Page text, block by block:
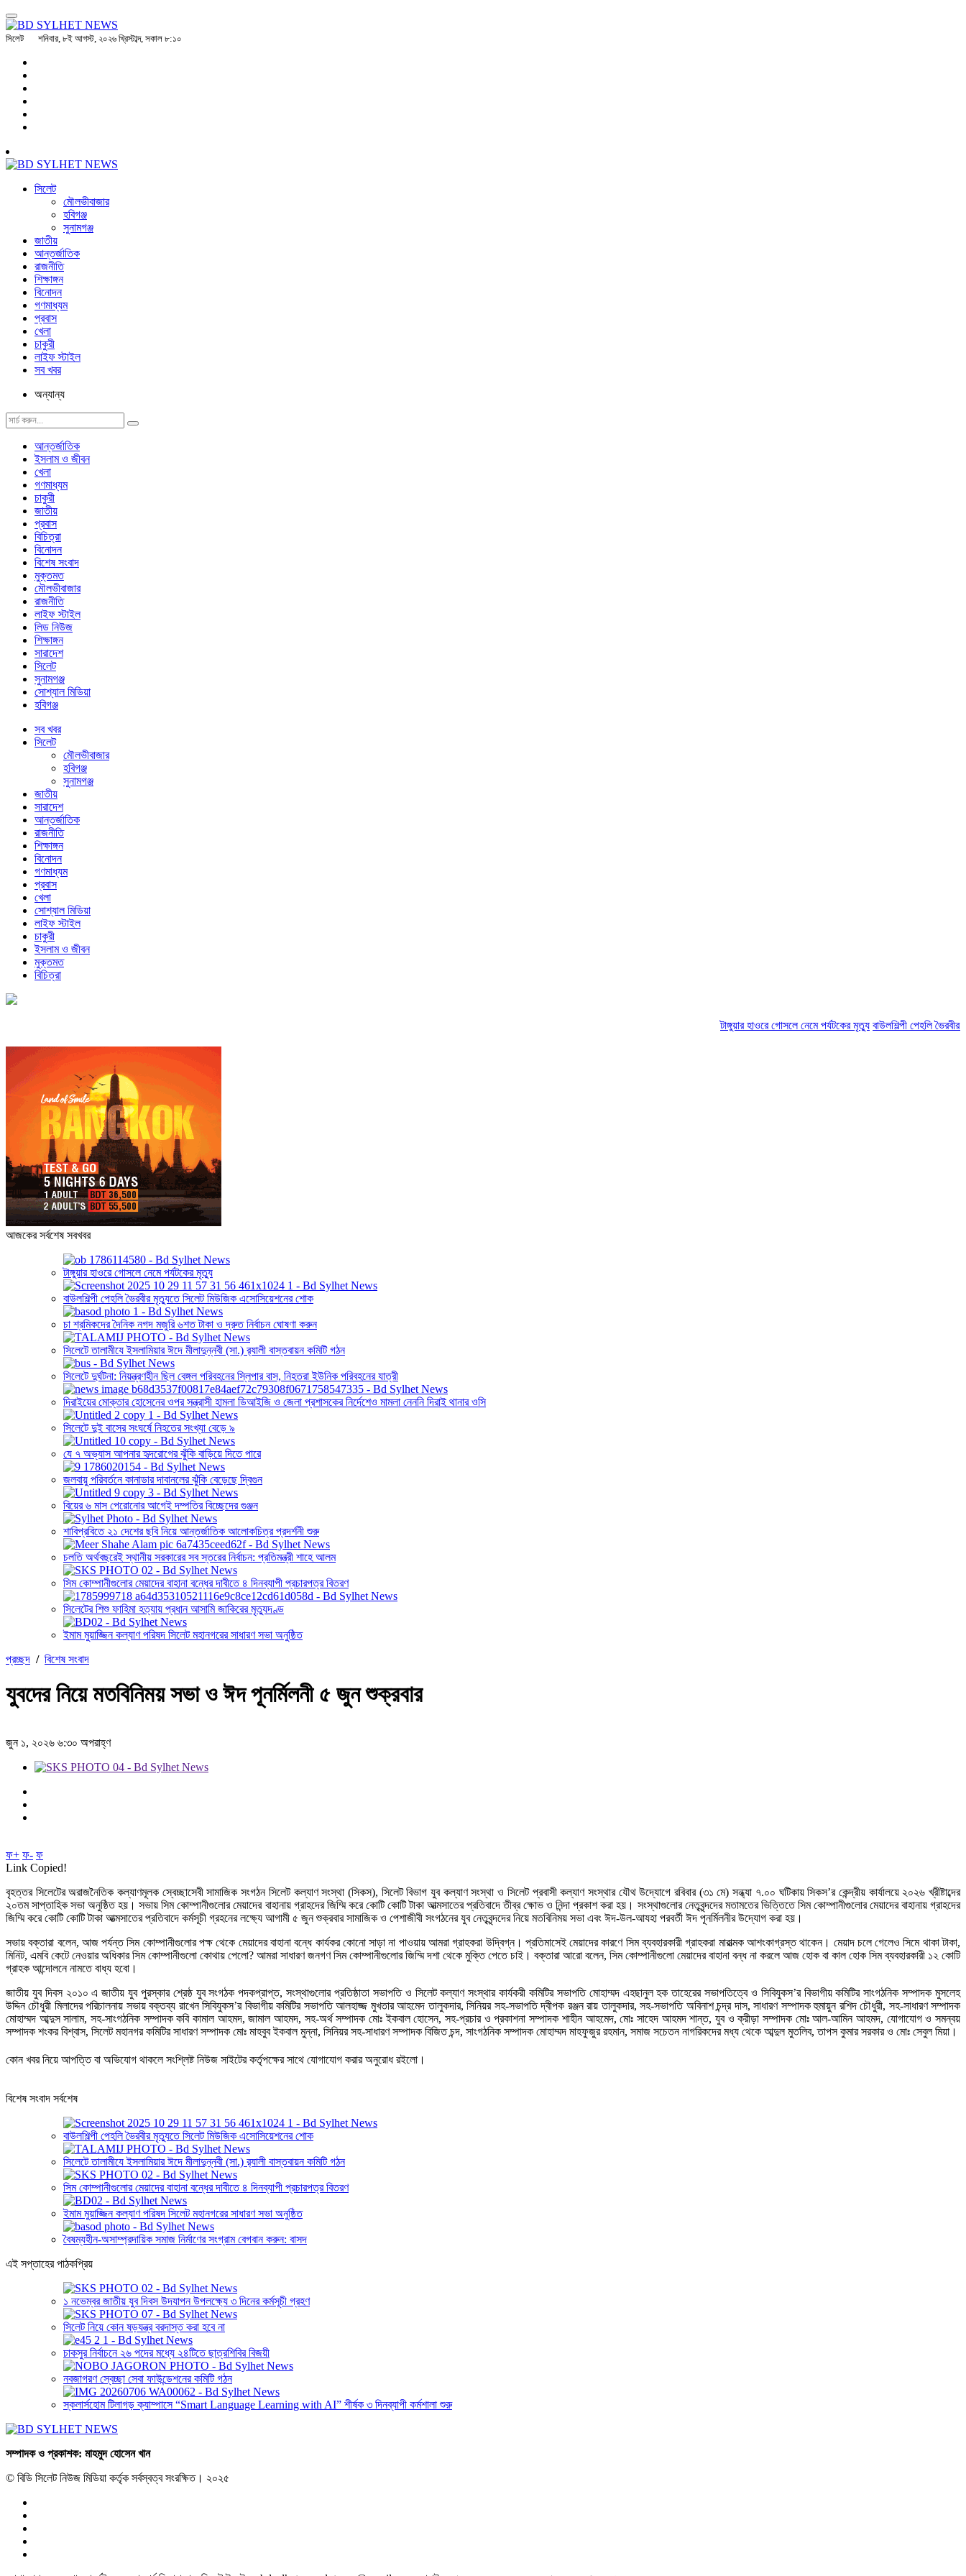
সিলেট শনিবার, ৮ই আগস্ট, ২০২৬ খ্রিস্টাব্দ, সকাল ৮:১০
সিলেট
মৌলভীবাজার
হবিগঞ্জ
সুনামগঞ্জ
জাতীয়
আন্তর্জাতিক
রাজনীতি
শিক্ষাঙ্গন
বিনোদন
গণমাধ্যম
প্রবাস
খেলা
চাকুরী
লাইফ স্টাইল
সব খবর
অন্যান্য
আন্তর্জাতিক
ইসলাম ও জীবন
খেলা
গণমাধ্যম
চাকুরী
জাতীয়
প্রবাস
বিচিত্রা
বিনোদন
বিশেষ সংবাদ
মুক্তমত
মৌলভীবাজার
রাজনীতি
লাইফ স্টাইল
লিড নিউজ
শিক্ষাঙ্গন
সারাদেশ
সিলেট
সুনামগঞ্জ
সোশ্যাল মিডিয়া
হবিগঞ্জ
সব খবর
সিলেট
মৌলভীবাজার
হবিগঞ্জ
সুনামগঞ্জ
জাতীয়
সারাদেশ
আন্তর্জাতিক
রাজনীতি
শিক্ষাঙ্গন
বিনোদন
গণমাধ্যম
প্রবাস
খেলা
সোশ্যাল মিডিয়া
লাইফ স্টাইল
চাকুরী
ইসলাম ও জীবন
মুক্তমত
বিচিত্রা
টাঙ্গুয়ার হাওরে গোসলে নেমে পর্যটকের মৃত্যু বাউলশিল্পী পেহলি ভৈরবীর
আজকের সর্বশেষ সবখবর
টাঙ্গুয়ার হাওরে গোসলে নেমে পর্যটকের মৃত্যু
বাউলশিল্পী পেহলি ভৈরবীর মৃত্যুতে সিলেট মিউজিক এসোসিয়েশনের শোক
চা শ্রমিকদের দৈনিক নগদ মজুরি ৬শত টাকা ও দ্রুত নির্বাচন ঘোষণা করুন
সিলেটে তালামীযে ইসলামিয়ার ঈদে মীলাদুন্নবী (সা.) র‌্যালী বাস্তবায়ন কমিটি গঠন
সিলেটে দুর্ঘটনা: নিয়ন্ত্রণহীন ছিল বেঙ্গল পরিবহনের স্লিপার বাস, নিহতরা ইউনিক পরিবহনের যাত্রী
দিরাইয়ের মোক্তার হোসেনের ওপর সন্ত্রাসী হামলা ডিআইজি ও জেলা প্রশাসকের নির্দেশেও মামলা নেননি দিরাই থানার ওসি
সিলেটে দুই বাসের সংঘর্ষে নিহতের সংখ্যা বেড়ে ৯
যে ৭ অভ্যাস আপনার হৃদরোগের ঝুঁকি বাড়িয়ে দিতে পারে
জলবায়ু পরিবর্তনে কানাডার দাবানলের ঝুঁকি বেড়েছে দ্বিগুন
বিয়ের ৬ মাস পেরোনোর আগেই দম্পতির বিচ্ছেদের গুঞ্জন
শাবিপ্রবিতে ২১ দেশের ছবি নিয়ে আন্তর্জাতিক আলোকচিত্র প্রদর্শনী শুরু
চলতি অর্থবছরেই স্থানীয় সরকারের সব স্তরের নির্বাচন: প্রতিমন্ত্রী শাহে আলম
সিম কোম্পানীগুলোর মেয়াদের বাহানা বন্ধের দাবীতে ৪ দিনব্যাপী প্রচারপত্র বিতরণ
সিলেটের শিশু ফাহিমা হত্যায় প্রধান আসামি জাকিরের মৃত্যুদণ্ড
ইমাম মুয়াজ্জিন কল্যাণ পরিষদ সিলেট মহানগরের সাধারণ সভা অনুষ্ঠিত
প্রচ্ছদ / বিশেষ সংবাদ
যুবদের নিয়ে মতবিনিময় সভা ও ঈদ পূনর্মিলনী ৫ জুন শুক্রবার
জুন ১, ২০২৬ ৬:৩০ অপরাহ্ণ
ফ+ ফ- ফ
Link Copied!
বৃহত্তর সিলেটের অরাজনৈতিক কল্যাণমূলক স্বেচ্ছাসেবী সামাজিক সংগঠন সিলেট কল্যাণ সংস্থা (সিকস), সিলেট বিভাগ যুব কল্যাণ সংস্থা ও সিলেট প্রবাসী কল্যাণ সংস্থার যৌথ উদ্যোগে রবিবার (৩১ মে) সন্ধ্যা ৭.০০ ঘটিকায় সিকস’র কেন্দ্রীয় কার্যালয়ে ২০২৬ খ্রীষ্টাব্দের
২০তম সাপ্তাহিক সভা অনুষ্ঠিত হয়। সভায় সিম কোম্পানীগুলোর মেয়াদের বাহানায় গ্রাহদের জিম্মি করে কোটি কোটি টাকা আত্মসাতের প্রতিবাদে তীব্র ক্ষোভ ও নিন্দা প্রকাশ করা হয়। সংস্থাগুলোর নেতৃবৃন্দদের মতামতের ভিত্তিতে সিম কোম্পানীগুলোর মেয়াদের বাহানায় গ্রাহদের
জিম্মি করে কোটি কোটি টাকা আত্মসাতের প্রতিবাদে কর্মসূচী গ্রহনের লক্ষ্যে আগামী ৫ জুন শুক্রবার সামাজিক ও পেশাজীবী সংগঠনের যুব নেতৃবৃন্দদের নিয়ে মতবিনিময় সভা এবং ঈদ-উল-আযহা পরবর্তী ঈদ পূনর্মিলনীর উদ্যোগ করা হয়।
সভায় বক্তারা বলেন, আজ পর্যন্ত সিম কোম্পানীগুলোর পক্ষ থেকে মেয়াদের বাহানা বন্ধে কার্যকর কোনো সাড়া না পাওয়ায় আমরা গ্রাহকরা উদ্বিগ্ন। প্রতিমাসেই মেয়াদের কারণে সিম ব্যবহারকারী গ্রাহকরা মারাত্মক আশংকাগ্রস্ত থাকেন। মেয়াদ চলে গেলেও সিমে থাকা টাকা,
মিনিট, এমবি কেটে নেওয়ার অধিকার সিম কোম্পানীগুলো কোথায় পেলো? আমরা সাধারণ জনগণ সিম কোম্পানীগুলোর জিম্মি দশা থেকে মুক্তি পেতে চাই। বক্তারা আরো বলেন, সিম কোম্পানীগুলো মেয়াদের বাহানা বন্ধ না করলে আজ হোক বা কাল হোক সিম ব্যবহারকারী ১২ কোটি
গ্রাহক আন্দোলনে নামতে বাধ্য হবো।
জাতীয় যুব দিবস ২০১০ এ জাতীয় যুব পুরস্কার শ্রেষ্ঠ যুব সংগঠক পদকপ্রাপ্ত, সংস্থাগুলোর প্রতিষ্ঠাতা সভাপতি ও সিলেট কল্যাণ সংস্থার কার্যকরী কমিটির সভাপতি মোহাম্মদ এহছানুল হক তাহেরের সভাপতিত্বে ও সিবিযুকস’র বিভাগীয় কমিটির সাংগঠনিক সম্পাদক মুসলেহ
উদ্দিন চৌধুরী মিলাদের পরিচালনায় সভায় বক্তব্য রাখেন সিবিযুকস’র বিভাগীয় কমিটির সভাপতি আলহাজ্জ মুখতার আহমেদ তালুকদার, সিনিয়র সহ-সভাপতি দ্বীপক রঞ্জন রায় তালুকদার, সহ-সভাপতি অবিনাশ চন্দ্র দাস, সাধারণ সম্পাদক হুমায়ুন রশিদ চৌধুরী, সহ-সাধারণ সম্পাদক
মোহাম্মদ আব্দুস সালাম, সহ-সাংগঠনিক সম্পাদক কবি কামাল আহমদ, জামাল আহমদ, সহ-অর্থ সম্পাদক মোঃ ইকবাল হোসেন, সহ-প্রচার ও প্রকাশনা সম্পাদক শাহীন আহমেদ, মোঃ সাহেদ আহমদ শান্ত, যুব ও ক্রীড়া সম্পাদক মোঃ আল-আমিন আহমদ, যোগাযোগ ও সমন্বয়
সম্পাদক শংকর বিশ্বাস, সিলেট মহানগর কমিটির সাধারণ সম্পাদক মোঃ মাহবুব ইকবাল মুন্না, সিনিয়র সহ-সাধারণ সম্পাদক বিজিত চন্দ, সাংগঠনিক সম্পাদক মোহাম্মদ মাহফুজুর রহমান, সমাজ সচেতন নাগরিকদের মধ্য থেকে আব্দুল মুতলিব, তাপস কুমার সরকার ও মোঃ সেবুল মিয়া।
কোন খবর নিয়ে আপত্তি বা অভিযোগ থাকলে সংশ্লিষ্ট নিউজ সাইটের কর্তৃপক্ষের সাথে যোগাযোগ করার অনুরোধ রইলো।
বিশেষ সংবাদ সর্বশেষ
বাউলশিল্পী পেহলি ভৈরবীর মৃত্যুতে সিলেট মিউজিক এসোসিয়েশনের শোক
সিলেটে তালামীযে ইসলামিয়ার ঈদে মীলাদুন্নবী (সা.) র‌্যালী বাস্তবায়ন কমিটি গঠন
সিম কোম্পানীগুলোর মেয়াদের বাহানা বন্ধের দাবীতে ৪ দিনব্যাপী প্রচারপত্র বিতরণ
ইমাম মুয়াজ্জিন কল্যাণ পরিষদ সিলেট মহানগরের সাধারণ সভা অনুষ্ঠিত
বৈষম্যহীন-অসাম্প্রদায়িক সমাজ নির্মাণের সংগ্রাম বেগবান করুন: বাসদ
এই সপ্তাহের পাঠকপ্রিয়
১ নভেম্বর জাতীয় যুব দিবস উদযাপন উপলক্ষ্যে ৩ দিনের কর্মসূচী গ্রহণ
সিলেট নিয়ে কোন ষড়যন্ত্র বরদাস্ত করা হবে না
চাকসুর নির্বাচনে ২৬ পদের মধ্যে ২৪টিতে ছাত্রশিবির বিজয়ী
নবজাগরণ স্বেচ্ছা সেবা ফাউন্ডেশনের কমিটি গঠন
স্কলার্সহোম টিলাগড় ক্যাম্পাসে “Smart Language Learning with AI” শীর্ষক ৩ দিনব্যাপী কর্মশালা শুরু
সম্পাদক ও প্রকাশক: মাহমুদ হোসেন খান
© বিডি সিলেট নিউজ মিডিয়া কর্তৃক সর্বস্বত্ব সংরক্ষিত। ২০২৫